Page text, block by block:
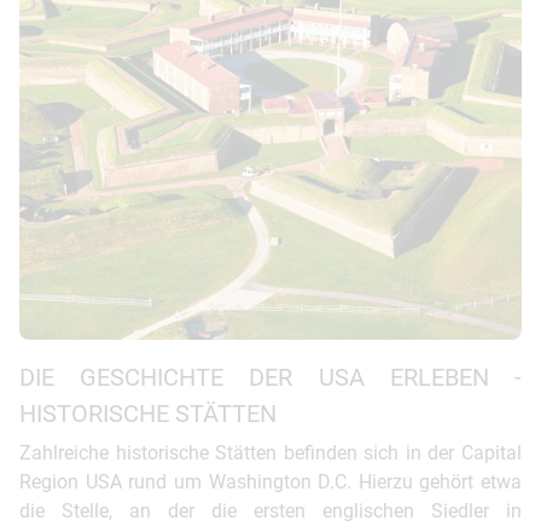
DIE GESCHICHTE DER USA ERLEBEN -
HISTORISCHE STÄTTEN
Zahlreiche historische Stätten befinden sich in der Capital
Region USA rund um Washington D.C. Hierzu gehört etwa
die Stelle, an der die ersten englischen Siedler in